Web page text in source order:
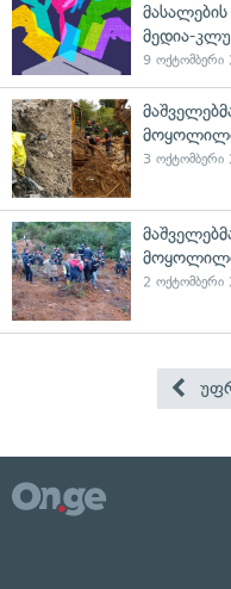
მედია-
9
მოყოლილი
3
2